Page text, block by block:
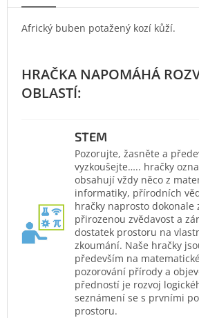
Africký buben potažený kozí kůží.
STEM
Pozorujte, žasněte a
vyzkoušejte….. hračky
obsahují vždy něco z
informatiky, přírodních
hračky naprosto dokonale
přirozenou zvědavost a
dostatek prostoru na
zkoumání. Naše hračky
především na
pozorování přírody a
předností je rozvoj
seznámení se s prvními
prostoru.